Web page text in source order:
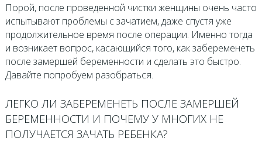
Порой, после проведенной чистки женщины очень часто
испытывают проблемы с зачатием, даже спустя уже
продолжительное время после операции. Именно тогда
и возникает вопрос, касающийся того, как забеременеть
после замершей беременности и сделать это быстро.
Давайте попробуем разобраться.
ЛЕГКО ЛИ ЗАБЕРЕМЕНЕТЬ ПОСЛЕ ЗАМЕРШЕЙ
БЕРЕМЕННОСТИ И ПОЧЕМУ У МНОГИХ НЕ
ПОЛУЧАЕТСЯ ЗАЧАТЬ РЕБЕНКА?